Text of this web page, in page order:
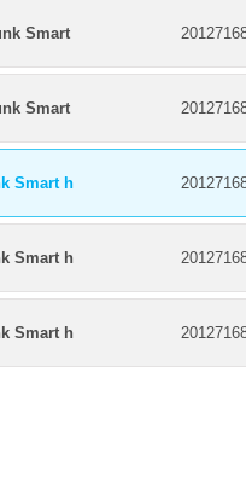
Smart
Smart
Smart h
Smart h
Smart h